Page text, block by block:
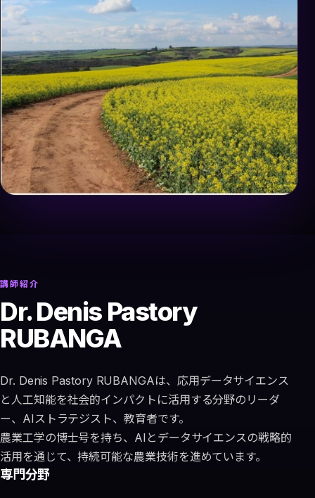
講師紹介
Dr. Denis Pastory
RUBANGA
Dr. Denis Pastory RUBANGAは、応用データサイエンス
と人工知能を社会的インパクトに活用する分野のリーダ
ー、AIストラテジスト、教育者です。
農業工学の博士号を持ち、AIとデータサイエンスの戦略的
活用を通じて、持続可能な農業技術を進めています。
専門分野